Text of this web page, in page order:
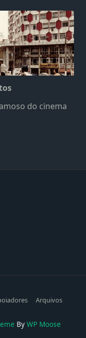
do cinema
Arquivos
By WP Moose